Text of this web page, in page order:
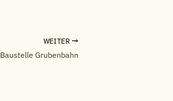
WEITER
Baustelle Grubenbahn